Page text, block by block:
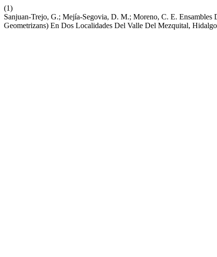
(1)
Sanjuan-Trejo, G.; Mejía-Segovia, D. M.; Moreno, C. E.
Geometrizans) En Dos Localidades Del Valle Del Mezquital,